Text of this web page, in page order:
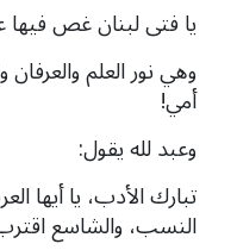
يا فتى لبنان غص
وهي نور العلم
أمي!
وعبد لله يقول:
تبارك الأدب، يا أيها
النسب، والشاسع